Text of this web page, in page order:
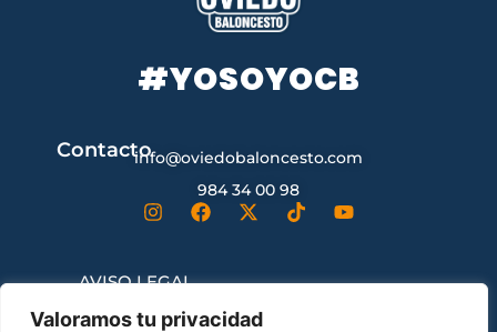
Valoramos tu privacidad
#YOSOYOCB
Contactoinfo@oviedobaloncesto.com
984 34 00 98
AVISO LEGAL